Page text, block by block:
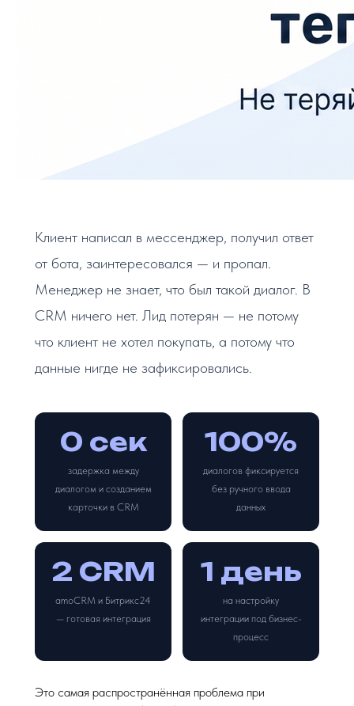
Клиент написал в мессенджер, получил ответ
от бота, заинтересовался — и пропал.
Менеджер не знает, что был такой диалог. В
CRM ничего нет. Лид потерян — не потому
что клиент не хотел покупать, а потому что
данные нигде не зафиксировались.
0 сек
задержка между
диалогом и созданием
карточки в CRM
100%
диалогов фиксируется
без ручного ввода
данных
2 CRM
amoCRM и Битрикс24
— готовая интеграция
1 день
на настройку
интеграции под бизнес-
процесс
Это самая распространённая проблема при